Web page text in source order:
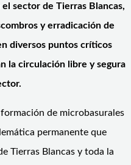
sector de Tierras Blancas,
y erradicación de
diversos puntos críticos
la circulación libre y segura
de microbasurales
permanente que
Tierras Blancas y toda la